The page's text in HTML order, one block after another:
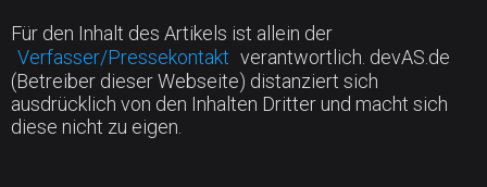
Für den Inhalt des Artikels ist allein der
Verfasser/Pressekontakt verantwortlich. devAS.de
(Betreiber dieser Webseite) distanziert sich
ausdrücklich von den Inhalten Dritter und macht sich
diese nicht zu eigen.